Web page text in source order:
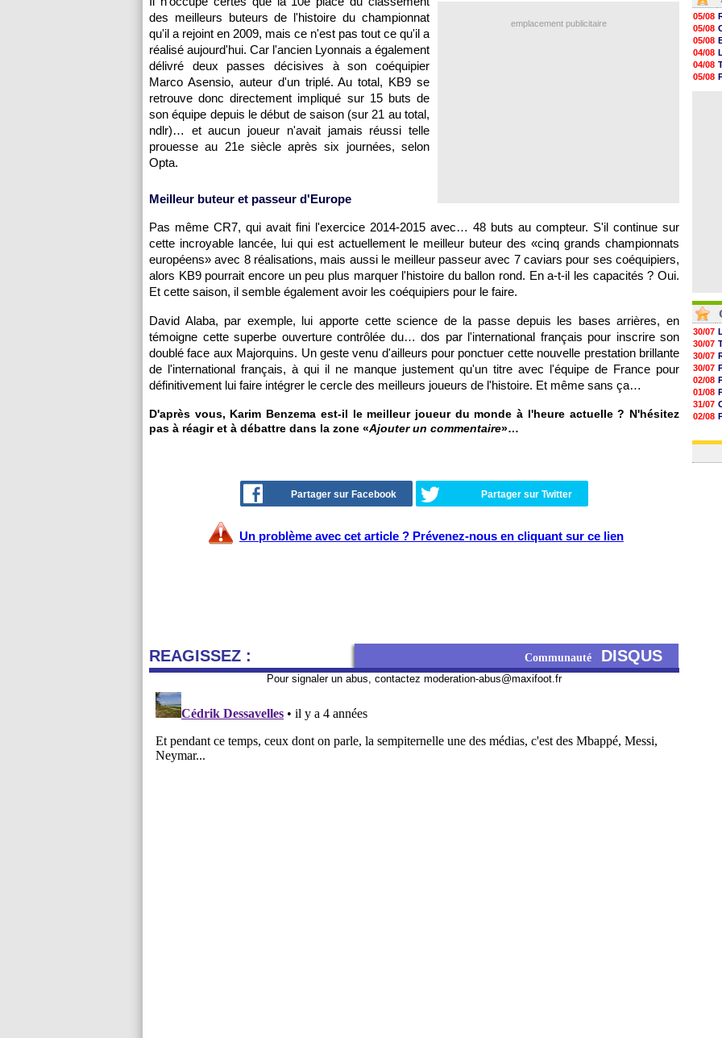
emplacement publicitaire
des meilleurs buteurs de l'histoire du championnat
qu'il a rejoint en 2009, mais ce n'est pas tout ce qu'il a
réalisé aujourd'hui. Car l'ancien Lyonnais a également
délivré deux passes décisives à son coéquipier
Marco Asensio, auteur d'un triplé. Au total, KB9 se
retrouve donc directement impliqué sur 15 buts de
son équipe depuis le début de saison (sur 21 au total,
ndlr)… et aucun joueur n'avait jamais réussi telle
prouesse au 21e siècle après six journées, selon
Opta.
Meilleur buteur et passeur d'Europe
Pas même CR7, qui avait fini l'exercice 2014-2015 avec… 48 buts au compteur. S'il continue sur
cette incroyable lancée, lui qui est actuellement le meilleur buteur des «cinq grands championnats
européens» avec 8 réalisations, mais aussi le meilleur passeur avec 7 caviars pour ses coéquipiers,
alors KB9 pourrait encore un peu plus marquer l'histoire du ballon rond. En a-t-il les capacités ? Oui.
Et cette saison, il semble également avoir les coéquipiers pour le faire.
David Alaba, par exemple, lui apporte cette science de la passe depuis les bases arrières, en
témoigne cette superbe ouverture contrôlée du… dos par l'international français pour inscrire son
doublé face aux Majorquins. Un geste venu d'ailleurs pour ponctuer cette nouvelle prestation brillante
de l'international français, à qui il ne manque justement qu'un titre avec l'équipe de France pour
définitivement lui faire intégrer le cercle des meilleurs joueurs de l'histoire. Et même sans ça…
D'après vous, Karim Benzema est-il le meilleur joueur du monde à l'heure actuelle ? N'hésitez
pas à réagir et à débattre dans la zone «Ajouter un commentaire»…
Partager sur Facebook Partager sur Twitter
Un problème avec cet article ? Prévenez-nous en cliquant sur ce lien
REAGISSEZ : Communauté DISQUS
Pour signaler un abus, contactez moderation-abus@maxifoot.fr
05/08
05/08
05/08
05/08
05/08
05/08
05/08
05/08
05/08
05/08
04/08
04/08
05/08
30/07
30/07
30/07
30/07
02/08
01/08
31/07
02/08
01/08